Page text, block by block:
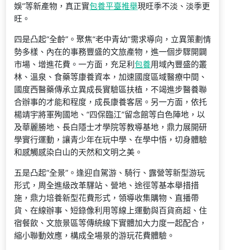
娛”等新產物，真正實包養平臺推舉現旺季不淡、淡季更
旺。
四是凸起“全齡”。聚焦“老中青幼”需求導向，立異策劃情
勢多樣、內在的事務豐盛的文旅產物，進一個步驟開闢
市場、增進花費。一方面，充足利包養用域內豐盛的叢
林、溫泉、食藥等康養資本，加速國度區域醫療中間、
國度西醫藥傳承立異成長實驗區扶植，不竭進步醫養聯
合辦事的才能和程度，成長康養客居。另一方面，依托
楊靖宇將軍殉國地、“四保臨江”留念館等白色陣地，以
及華麗勝地、長白隱士才學院等教導基地，鼎力展開研
學實行運動，讓青少年在玩中學、在學中悟，切身體驗
和感觸感染白山的天然和文明之美。
五是凸起“全景”。逢迎自駕游、騎行、露營等新型游玩
形式，周全進級改革驛站、營地、途徑等基本舉措措
施，鼎力培養新型花費形式，領導收集購物、直播帶
貨、在線辦事、短錄像利用等線上運動與百貨商超、住
宿餐飲、文旅景區等傳統線下實體加大力度一起配合，
縮小聯動效應，構成全場景的游玩花費體驗。